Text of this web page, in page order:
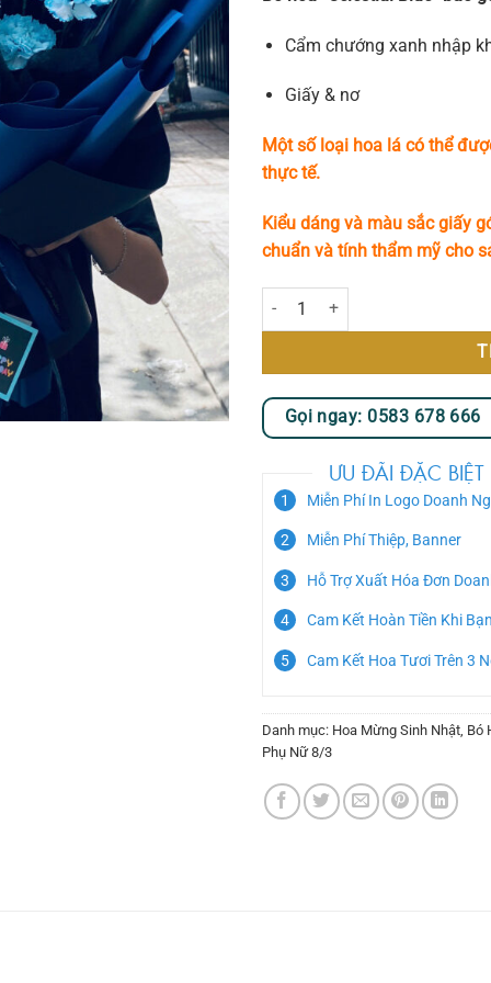
Cẩm chướng xanh nhập
Giấy & nơ
Một số loại hoa lá có thể
thực tế.
Kiểu dáng và màu sắc giấy
chuẩn và tính thẩm mỹ cho
Celestial Blue số lượng
Gọi ngay: 0583 678 666
ƯU ĐÃI ĐẶC BIỆT
Miễn Phí In Logo Doanh
Miễn Phí Thiệp, Banner
Hỗ Trợ Xuất Hóa Đơn
Cam Kết Hoàn Tiền Khi
Cam Kết Hoa Tươi Trên 3
Danh mục: Hoa Mừng Sinh Nhật Bó
Phụ Nữ 8/3